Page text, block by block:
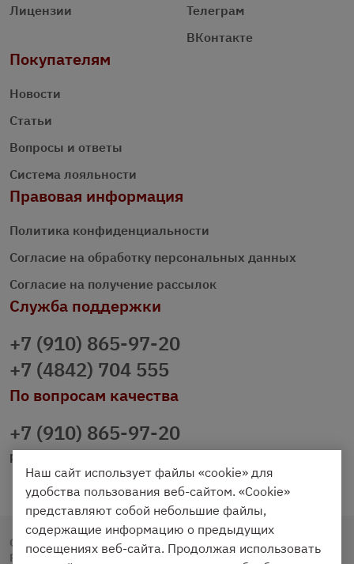
Лицензии
Телеграм
ВКонтакте
Покупателям
Новости
Статьи
Вопросы и ответы
Система лояльности
Правовая информация
Политика конфиденциальности
Согласие на обработку персональных данных
Согласие на получение рассылок
Служба поддержки
+7 (910) 865-97-20
+7 (4842) 704 555
По вопросам качества
+7 (910) 865-97-20
prazdnichniy40@palmi.ru
Copyright © 2020 - 2026. Праздничный Стол.
Разработка и продвижение - Vegas Studio
Наш сайт использует файлы «cookie» для
удобства пользования веб-сайтом. «Cookie»
представляют собой небольшие файлы,
содержащие информацию о предыдущих
посещениях веб-сайта. Продолжая использовать